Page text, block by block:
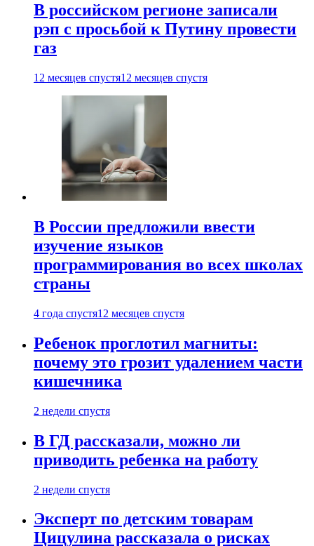
В российском регионе записали
рэп с просьбой к Путину провести
газ
12 месяцев спустя12 месяцев спустя
В России предложили ввести
изучение языков
программирования во всех школах
страны
4 года спустя12 месяцев спустя
Ребенок проглотил магниты:
почему это грозит удалением части
кишечника
2 недели спустя
В ГД рассказали, можно ли
приводить ребенка на работу
2 недели спустя
Эксперт по детским товарам
Цицулина рассказала о рисках